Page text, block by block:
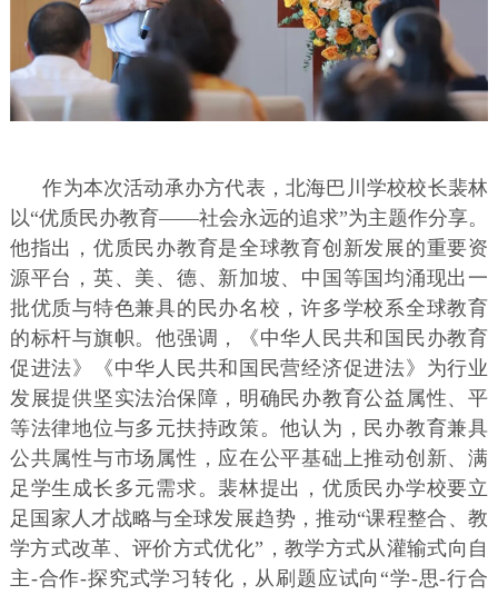
作为本次活动承办方代表，北海巴川学校校长裴林
以“优质民办教育——社会永远的追求”为主题作分享。
他指出，优质民办教育是全球教育创新发展的重要资
源平台，英、美、德、新加坡、中国等国均涌现出一
批优质与特色兼具的民办名校，许多学校系全球教育
的标杆与旗帜。他强调，《中华人民共和国民办教育
促进法》《中华人民共和国民营经济促进法》为行业
发展提供坚实法治保障，明确民办教育公益属性、平
等法律地位与多元扶持政策。他认为，民办教育兼具
公共属性与市场属性，应在公平基础上推动创新、满
足学生成长多元需求。裴林提出，优质民办学校要立
足国家人才战略与全球发展趋势，推动“课程整合、教
学方式改革、评价方式优化”，教学方式从灌输式向自
主-合作-探究式学习转化，从刷题应试向“学-思-行合